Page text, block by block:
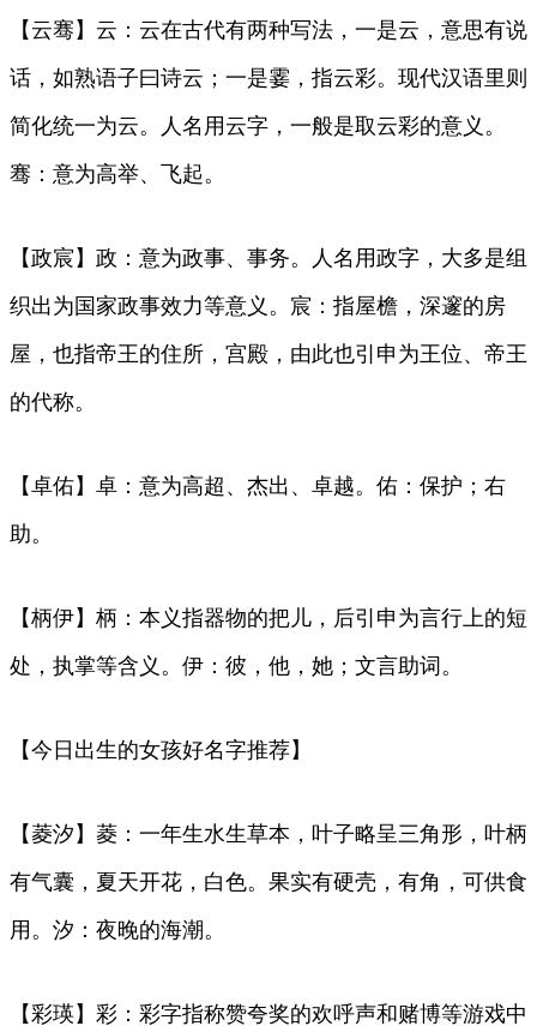
【云骞】云：云在古代有两种写法，一是云，意思有说
话，如熟语子曰诗云；一是霎，指云彩。现代汉语里则
简化统一为云。人名用云字，一般是取云彩的意义。
骞：意为高举、飞起。
【政宸】政：意为政事、事务。人名用政字，大多是组
织出为国家政事效力等意义。宸：指屋檐，深邃的房
屋，也指帝王的住所，宫殿，由此也引申为王位、帝王
的代称。
【卓佑】卓：意为高超、杰出、卓越。佑：保护；右
助。
【柄伊】柄：本义指器物的把儿，后引申为言行上的短
处，执掌等含义。伊：彼，他，她；文言助词。
【今日出生的女孩好名字推荐】
【菱汐】菱：一年生水生草本，叶子略呈三角形，叶柄
有气囊，夏天开花，白色。果实有硬壳，有角，可供食
用。汐：夜晚的海潮。
【彩瑛】彩：彩字指称赞夸奖的欢呼声和赌博等游戏中